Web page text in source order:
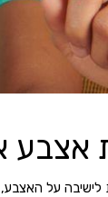
אצבע
על